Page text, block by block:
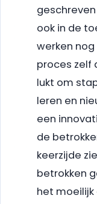
ook in de
werken
proces zelf
lukt om
leren en
een
de
keerzijde
betrokken
het moeilijk